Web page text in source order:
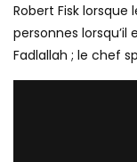
Robert Fisk
personnes lorsqu’il
Fadlallah ; le chef